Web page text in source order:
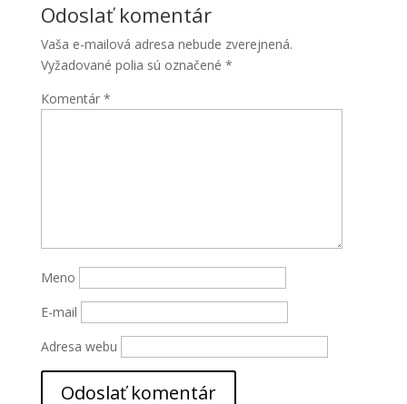
Odoslať komentár
Vaša e-mailová adresa nebude zverejnená.
Vyžadované polia sú označené *
Komentár *
Meno
E-mail
Adresa webu
sú voliteľné.
Sú potrebné
pre
fungovanie
webovej
stránky.
webovej
základe
používania